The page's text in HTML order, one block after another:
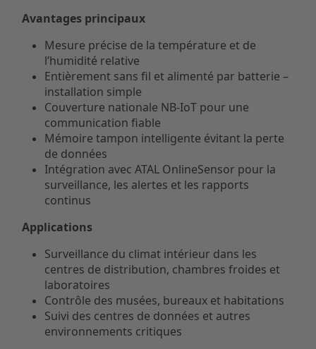
Avantages principaux
Mesure précise de la température et de
l’humidité relative
Entièrement sans fil et alimenté par batterie –
installation simple
Couverture nationale NB-IoT pour une
communication fiable
Mémoire tampon intelligente évitant la perte
de données
Intégration avec ATAL OnlineSensor pour la
surveillance, les alertes et les rapports
continus
Applications
Surveillance du climat intérieur dans les
centres de distribution, chambres froides et
laboratoires
Contrôle des musées, bureaux et habitations
Suivi des centres de données et autres
environnements critiques